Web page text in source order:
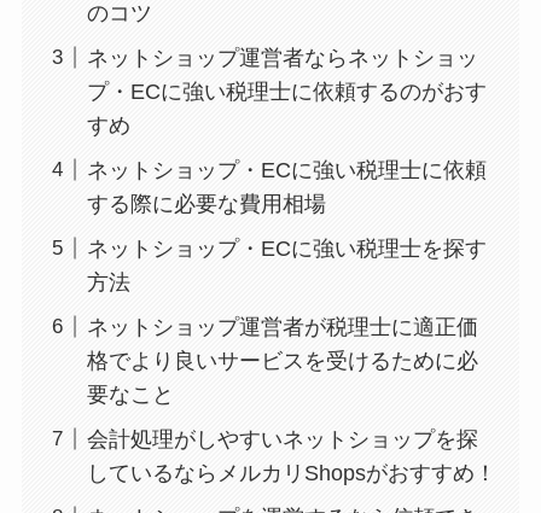
のコツ
ネットショップ運営者ならネットショッ
プ・ECに強い税理士に依頼するのがおす
すめ
ネットショップ・ECに強い税理士に依頼
する際に必要な費用相場
ネットショップ・ECに強い税理士を探す
方法
ネットショップ運営者が税理士に適正価
格でより良いサービスを受けるために必
要なこと
会計処理がしやすいネットショップを探
しているならメルカリShopsがおすすめ！